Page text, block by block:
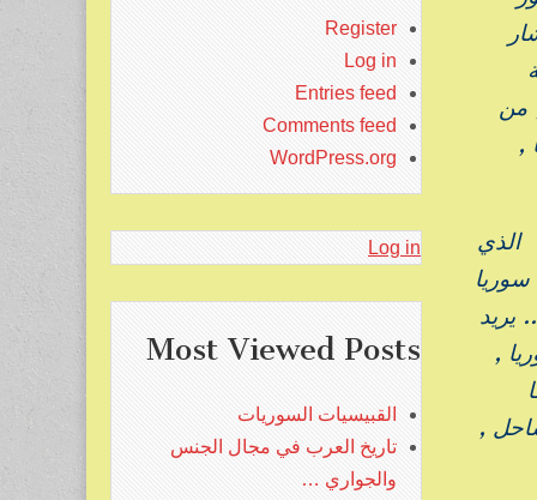
من
,
الذي
يريد
,
,
Register
Log in
Entries feed
Comments feed
WordPress.org
Log in
Most Viewed Posts
القبيسيات السوريات
تاريخ العرب في مجال الجنس
والجواري …